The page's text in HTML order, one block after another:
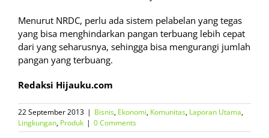
Menurut NRDC, perlu ada sistem pelabelan yang tegas
yang bisa menghindarkan pangan terbuang lebih cepat
dari yang seharusnya, sehingga bisa mengurangi jumlah
pangan yang terbuang.
Redaksi Hijauku.com
22 September 2013 | Bisnis, Ekonomi, Komunitas, Laporan Utama,
Lingkungan, Produk | 0 Comments